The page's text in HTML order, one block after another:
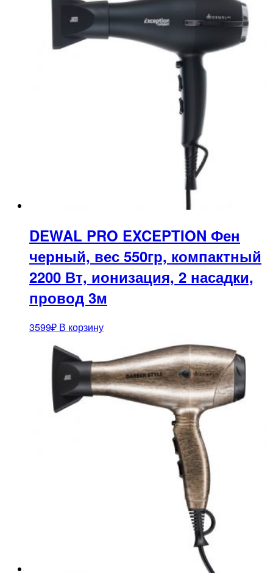
DEWAL PRO EXCEPTION Фен
черный, вес 550гр, компактный
2200 Вт, ионизация, 2 насадки,
провод 3м
3599₽ В корзину